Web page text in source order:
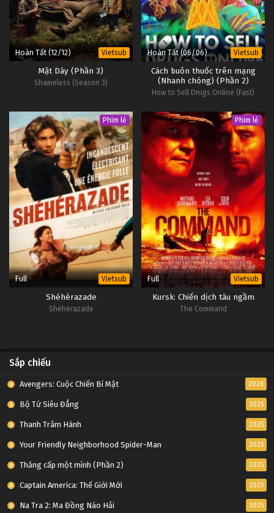
Hoàn Tất (12/12) Vietsub
Mặt Dày (Phần 3)
Shameless (Season 3)
Hoàn Tất (06/06) Vietsub
Cách buôn thuốc trên mạng
(Nhanh chóng) (Phần 2)
How to Sell Drugs Online (Fast)
Phim lẻ
Full Vietsub
Shéhérazade
Shéhérazade
Phim lẻ
Full Vietsub
Kursk: Chiến dịch tàu ngầm
The Command
Sắp chiếu
Avengers: Cuộc Chiến Bí Mật 2026
Bộ Tứ Siêu Đẳng 2025
Thanh Trâm Hành 2025
Your Friendly Neighborhood Spider-Man 2025
Thăng cấp một mình (Phần 2) 2025
Captain America: Thế Giới Mới 2025
Na Tra 2: Ma Đồng Náo Hải 2025